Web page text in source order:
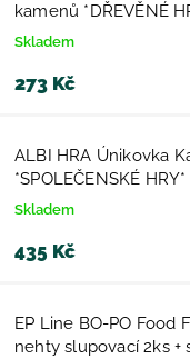
kamenů *DŘEVĚNÉ
Skladem
273 Kč
ALBI HRA Únikovka
*SPOLEČENSKÉ HRY*
Skladem
435 Kč
EP Line BO-PO Food
nehty slupovací 2ks +